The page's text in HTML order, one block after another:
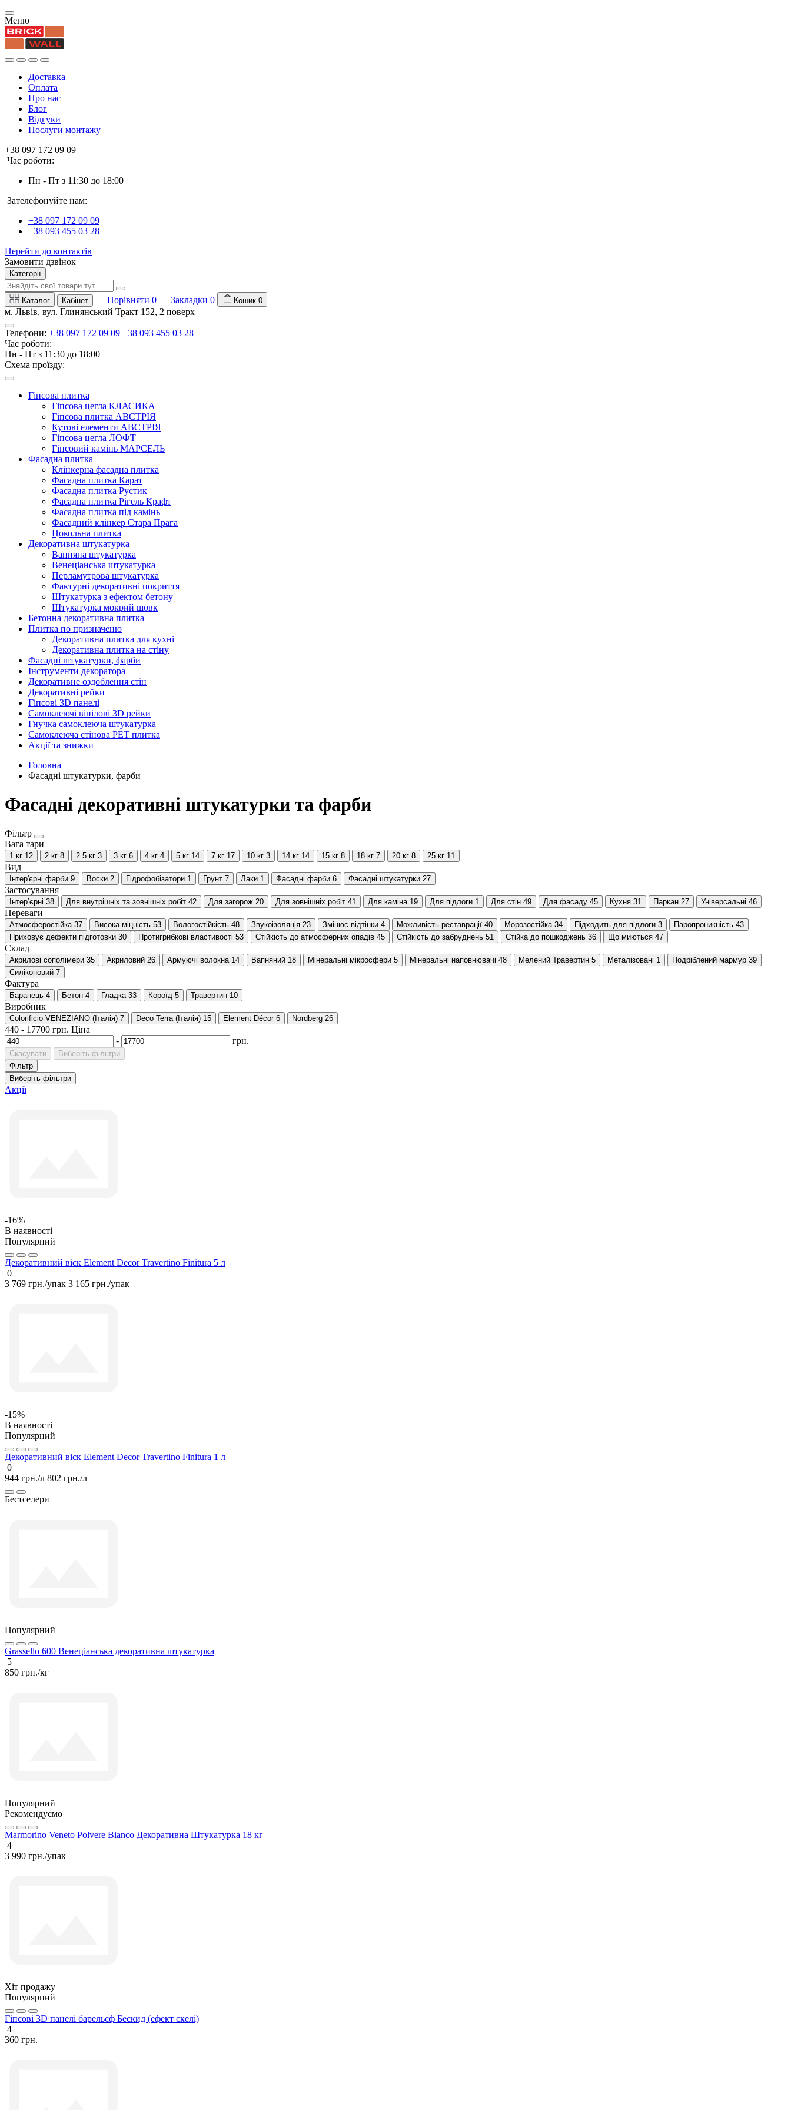
Меню
Доставка
Оплата
Про нас
Блог
Відгуки
Послуги монтажу
+38 097 172 09 09
Час роботи:
Пн - Пт з 11:30 до 18:00
Зателефонуйте нам:
+38 097 172 09 09
+38 093 455 03 28
Перейти до контактів
Замовити дзвінок
Категорії
Каталог Кабінет Порівняти 0 Закладки 0 Кошик 0
м. Львів, вул. Глинянський Тракт 152, 2 поверх
Телефони: +38 097 172 09 09 +38 093 455 03 28
Час роботи:
Пн - Пт з 11:30 до 18:00
Схема проїзду:
Гіпсова плитка
Гіпсова цегла КЛАСИКА
Гіпсова плитка АВСТРІЯ
Кутові елементи АВСТРІЯ
Гіпсова цегла ЛОФТ
Гіпсовий камінь МАРСЕЛЬ
Фасадна плитка
Клінкерна фасадна плитка
Фасадна плитка Карат
Фасадна плитка Рустик
Фасадна плитка Рігель Крафт
Фасадна плитка під камінь
Фасадний клінкер Стара Прага
Цокольна плитка
Декоративна штукатурка
Вапняна штукатурка
Венеціанська штукатурка
Перламутрова штукатурка
Фактурні декоративні покриття
Штукатурка з ефектом бетону
Штукатурка мокрий шовк
Бетонна декоративна плитка
Плитка по призначеню
Декоративна плитка для кухні
Декоративна плитка на стіну
Фасадні штукатурки, фарби
Інструменти декоратора
Декоративне оздоблення стін
Декоративні рейки
Гіпсові 3D панелі
Самоклеючі вінілові 3D рейки
Гнучка самоклеюча штукатурка
Самоклеюча стінова PET плитка
Акції та знижки
Головна
Фасадні штукатурки, фарби
Фасадні декоративні штукатурки та фарби
Фільтр
Вага тари
1 кг 12 2 кг 8 2.5 кг 3 3 кг 6 4 кг 4 5 кг 14 7 кг 17 10 кг 3 14 кг 14 15 кг 8 18 кг 7 20 кг 8 25 кг 11
Вид
Інтер'єрні фарби 9 Воски 2 Гідрофобізатори 1 Грунт 7 Лаки 1 Фасадні фарби 6 Фасадні штукатурки 27
Застосування
Інтер’єрні 38 Для внутрішніх та зовнішніх робіт 42 Для загорож 20 Для зовнішніх робіт 41 Для каміна 19 Для підлоги 1 Для стін 49 Для фасаду 45 Кухня 31 Паркан 27 Універсальні 46
Переваги
Атмосферостійка 37 Висока міцність 53 Вологостійкість 48 Звукоізоляція 23 Змінює відтінки 4 Можливість реставрації 40 Морозостійка 34 Підходить для підлоги 3 Паропроникність 43
Приховує дефекти підготовки 30 Протигрибкові властивості 53 Стійкість до атмосферних опадів 45 Стійкість до забруднень 51 Стійка до пошкоджень 36 Що миються 47
Склад
Акрилові сополімери 35 Акриловий 26 Армуючі волокна 14 Вапняний 18 Мінеральні мікросфери 5 Мінеральні наповнювачі 48 Мелений Травертин 5 Металізовані 1 Подріблений мармур 39
Силіконовий 7
Фактура
Баранець 4 Бетон 4 Гладка 33 Короїд 5 Травертин 10
Виробник
Colorificio VENEZIANO (Італія) 7 Deco Terra (Італія) 15 Element Décor 6 Nordberg 26
440 - 17700 грн. Ціна
-
грн.
Скасувати
Виберіть фільтри
Фільтр
Виберіть фільтри
Акції
-16%
В наявності
Популярний
Декоративний віск Element Decor Travertino Finitura 5 л
0
3 769 грн./упак 3 165 грн./упак
-15%
В наявності
Популярний
Декоративний віск Element Decor Travertino Finitura 1 л
0
944 грн./л 802 грн./л
Бестселери
Популярний
Grassello 600 Венеціанська декоративна штукатурка
5
850 грн./кг
Популярний
Рекомендуємо
Marmorino Veneto Polvere Bianco Декоративна Штукатурка 18 кг
4
3 990 грн./упак
Хіт продажу
Популярний
Гіпсові 3D панелі барельєф Бескид (ефект скелі)
4
360 грн.